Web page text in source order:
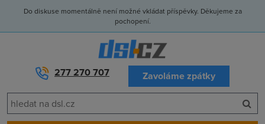
Do diskuse momentálně není možné vkládat příspěvky. Děkujeme za
pochopení.
277 270 707 Zavoláme zpátky